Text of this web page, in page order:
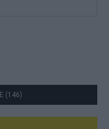
(146)